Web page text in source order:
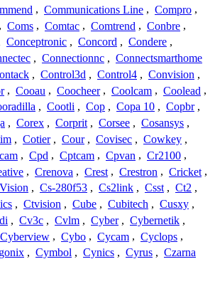
, Communications Line , Compro ,
, Coms , Comtac , Comtrend , Conbre ,
Conceptronic , Concord , Condere ,
, Connectionnc , Connectsmarthome
, Control3d , Control4 , Convision ,
, Cooau , Coocheer , Coolcam , Coolead ,
, Cootli , Cop , Copa 10 , Copbr ,
, Corex , Corprit , Corsee , Cosansys ,
, Cotier , Cour , Covisec , Cowkey ,
, Cpd , Cptcam , Cpvan , Cr2100 ,
, Crenova , Crest , Crestron , Cricket ,
, Cs-280f53 , Cs2link , Csst , Ct2 ,
, Ctvision , Cube , Cubitech , Cusxy ,
, Cv3c , Cvlm , Cyber , Cybernetik ,
Cyberview , Cybo , Cycam , Cyclops ,
, Cymbol , Cynics , Cyrus , Czarna